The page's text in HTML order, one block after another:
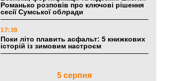
Романько розповів про ключові рішення
сесії Сумської облради
17:39
Поки літо плавить асфальт: 5 книжкових
історій із зимовим настроєм
5 серпня